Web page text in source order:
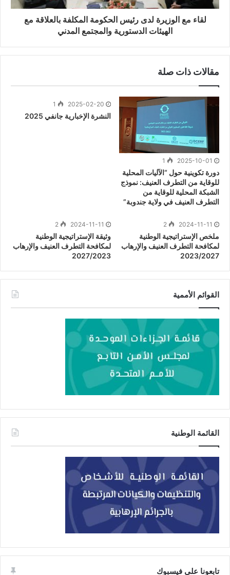
لقاء مع الوزيرة لدى رئيس الحكومة المكلفة بالعلاقة مع
الهيئات الدستورية والمجتمع المدني
مقالات ذات صلة
2025-10-01
1
دورة تكوينية حول “الآليات المحلية
للوقاية من التطرف العنيف: نموذج
الشبكة المحلية للوقاية من
التطرف العنيف في ولاية جندوبة”
2025-02-20
1
النشرة الإخبارية جانفي 2025
2024-11-11
2
ملخص الإستراتيجية الوطنية
لمكافحة التطرف العنيف والإرهاب
2023/2027
2024-11-11
2
وثيقة الإستراتيجية الوطنية
لمكافحة التطرف العنيف والإرهاب
2027/2023
القوائم الأممية
القائمة الوطنية
تابعونا على فيسبوك